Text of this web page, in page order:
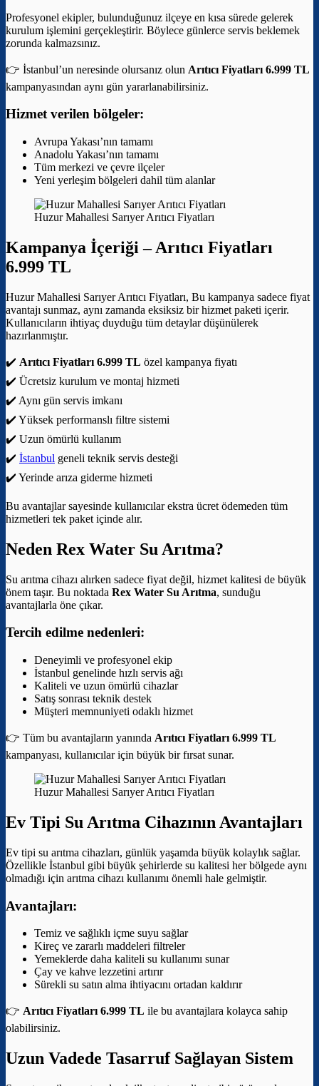
Profesyonel ekipler, bulunduğunuz ilçeye en kısa sürede gelerek
kurulum işlemini gerçekleştirir. Böylece günlerce servis beklemek
zorunda kalmazsınız.
👉 İstanbul’un neresinde olursanız olun Arıtıcı Fiyatları 6.999 TL
kampanyasından aynı gün yararlanabilirsiniz.
Hizmet verilen bölgeler:
Avrupa Yakası’nın tamamı
Anadolu Yakası’nın tamamı
Tüm merkezi ve çevre ilçeler
Yeni yerleşim bölgeleri dahil tüm alanlar
Huzur Mahallesi Sarıyer Arıtıcı Fiyatları
Kampanya İçeriği –Arıtıcı Fiyatları
6.999 TL
Huzur Mahallesi Sarıyer Arıtıcı Fiyatları, Bu kampanya sadece fiyat
avantajı sunmaz, aynı zamanda eksiksiz bir hizmet paketi içerir.
Kullanıcıların ihtiyaç duyduğu tüm detaylar düşünülerek
hazırlanmıştır.
✔️ Arıtıcı Fiyatları 6.999 TL özel kampanya fiyatı
✔️ Ücretsiz kurulum ve montaj hizmeti
✔️ Aynı gün servis imkanı
✔️ Yüksek performanslı filtre sistemi
✔️ Uzun ömürlü kullanım
✔️ İstanbul geneli teknik servis desteği
✔️ Yerinde arıza giderme hizmeti
Bu avantajlar sayesinde kullanıcılar ekstra ücret ödemeden tüm
hizmetleri tek paket içinde alır.
Neden Rex Water Su Arıtma?
Su arıtma cihazı alırken sadece fiyat değil, hizmet kalitesi de büyük
önem taşır. Bu noktada Rex Water Su Arıtma, sunduğu
avantajlarla öne çıkar.
Tercih edilme nedenleri:
Deneyimli ve profesyonel ekip
İstanbul genelinde hızlı servis ağı
Kaliteli ve uzun ömürlü cihazlar
Satış sonrası teknik destek
Müşteri memnuniyeti odaklı hizmet
👉 Tüm bu avantajların yanında Arıtıcı Fiyatları 6.999 TL
kampanyası, kullanıcılar için büyük bir fırsat sunar.
Huzur Mahallesi Sarıyer Arıtıcı Fiyatları
Ev Tipi Su Arıtma Cihazının Avantajları
Ev tipi su arıtma cihazları, günlük yaşamda büyük kolaylık sağlar.
Özellikle İstanbul gibi büyük şehirlerde su kalitesi her bölgede aynı
olmadığı için arıtma cihazı kullanımı önemli hale gelmiştir.
Avantajları:
Temiz ve sağlıklı içme suyu sağlar
Kireç ve zararlı maddeleri filtreler
Yemeklerde daha kaliteli su kullanımı sunar
Çay ve kahve lezzetini artırır
Sürekli su satın alma ihtiyacını ortadan kaldırır
👉 Arıtıcı Fiyatları 6.999 TL ile bu avantajlara kolayca sahip
olabilirsiniz.
Uzun Vadede Tasarruf Sağlayan Sistem